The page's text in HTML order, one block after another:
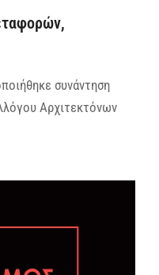
συνάντηση
Αρχιτεκτόνων